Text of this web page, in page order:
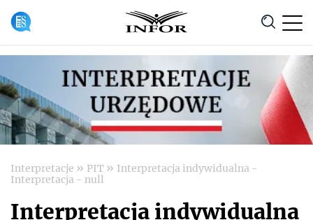
Anuluj
Interpretacje » PIT » Interpretacja indywidualna -
Interpretacja - null
Interpretacja indywidualna